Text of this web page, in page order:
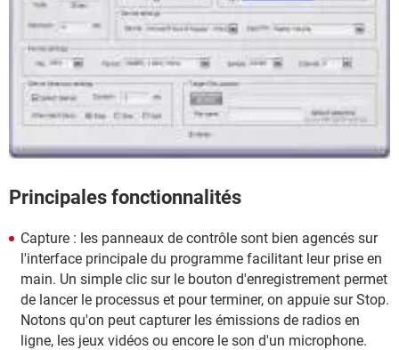
Principales fonctionnalités
Capture : les panneaux de contrôle sont bien agencés sur
l'interface principale du programme facilitant leur prise en
main. Un simple clic sur le bouton d'enregistrement permet
de lancer le processus et pour terminer, on appuie sur Stop.
Notons qu'on peut capturer les émissions de radios en
ligne, les jeux vidéos ou encore le son d'un microphone.